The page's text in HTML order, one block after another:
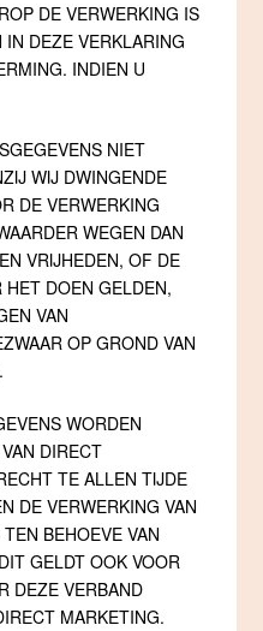
DE VERWERKING IS
DEZE VERKLARING
INDIEN U
NIET
WIJ DWINGENDE
DE VERWERKING
WEGEN DAN
VRIJHEDEN, OF DE
DOEN GELDEN,
VAN
OP GROND VAN
WORDEN
DIRECT
TE ALLEN TIJDE
DE VERWERKING VAN
BEHOEVE VAN
GELDT OOK VOOR
DEZE VERBAND
MARKETING.